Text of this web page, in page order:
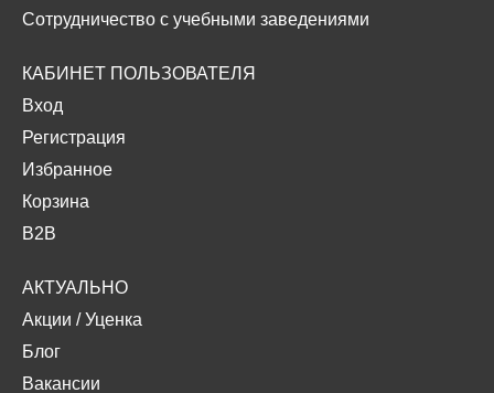
Сотрудничество с учебными заведениями
КАБИНЕТ ПОЛЬЗОВАТЕЛЯ
Вход
Регистрация
Избранное
Корзина
B2B
АКТУАЛЬНО
Акции /Уценка
Блог
Вакансии